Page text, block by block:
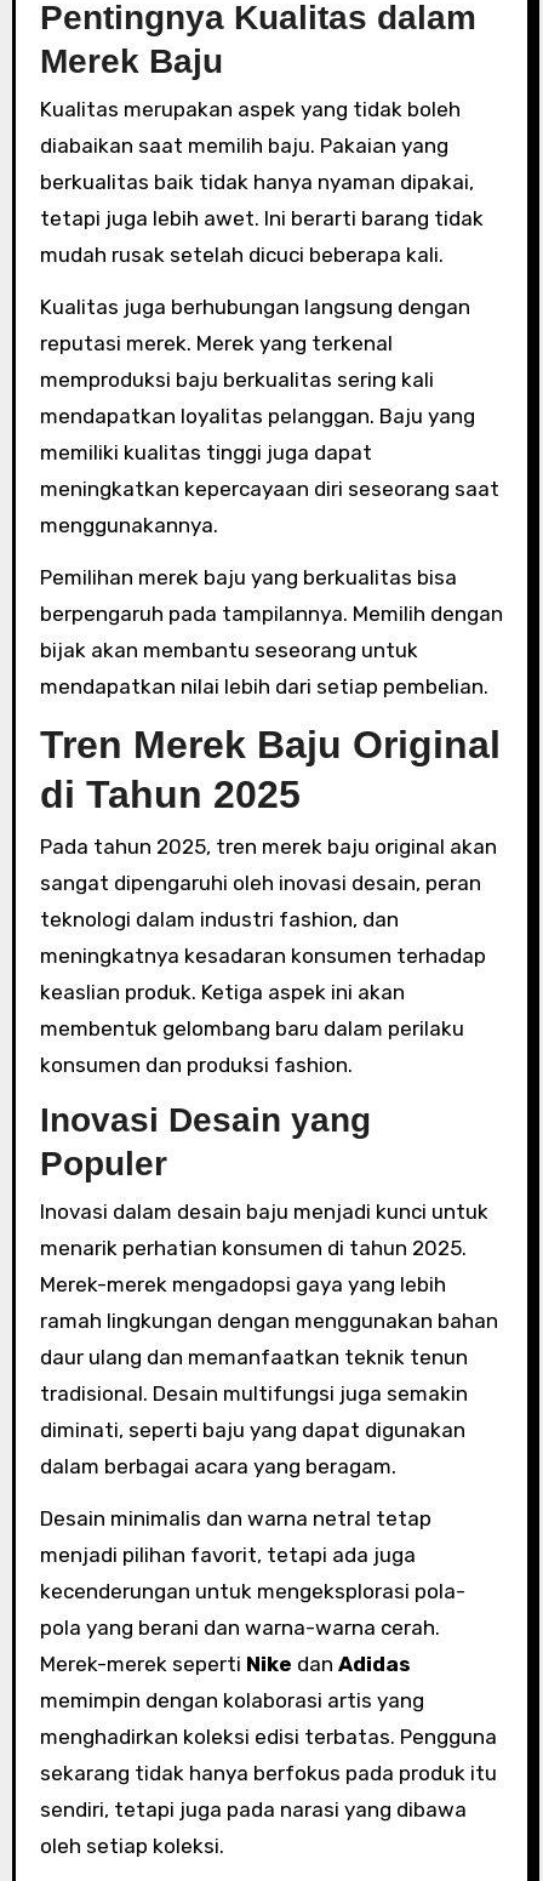
Pentingnya Kualitas dalam
Merek Baju
Kualitas merupakan aspek yang tidak boleh
diabaikan saat memilih baju. Pakaian yang
berkualitas baik tidak hanya nyaman dipakai,
tetapi juga lebih awet. Ini berarti barang tidak
mudah rusak setelah dicuci beberapa kali.
Kualitas juga berhubungan langsung dengan
reputasi merek. Merek yang terkenal
memproduksi baju berkualitas sering kali
mendapatkan loyalitas pelanggan. Baju yang
memiliki kualitas tinggi juga dapat
meningkatkan kepercayaan diri seseorang saat
menggunakannya.
Pemilihan merek baju yang berkualitas bisa
berpengaruh pada tampilannya. Memilih dengan
bijak akan membantu seseorang untuk
mendapatkan nilai lebih dari setiap pembelian.
Tren Merek Baju Original
di Tahun 2025
Pada tahun 2025, tren merek baju original akan
sangat dipengaruhi oleh inovasi desain, peran
teknologi dalam industri fashion, dan
meningkatnya kesadaran konsumen terhadap
keaslian produk. Ketiga aspek ini akan
membentuk gelombang baru dalam perilaku
konsumen dan produksi fashion.
Inovasi Desain yang
Populer
Inovasi dalam desain baju menjadi kunci untuk
menarik perhatian konsumen di tahun 2025.
Merek-merek mengadopsi gaya yang lebih
ramah lingkungan dengan menggunakan bahan
daur ulang dan memanfaatkan teknik tenun
tradisional. Desain multifungsi juga semakin
diminati, seperti baju yang dapat digunakan
dalam berbagai acara yang beragam.
Desain minimalis dan warna netral tetap
menjadi pilihan favorit, tetapi ada juga
kecenderungan untuk mengeksplorasi pola-
pola yang berani dan warna-warna cerah.
Merek-merek seperti Nike dan Adidas
memimpin dengan kolaborasi artis yang
menghadirkan koleksi edisi terbatas. Pengguna
sekarang tidak hanya berfokus pada produk itu
sendiri, tetapi juga pada narasi yang dibawa
oleh setiap koleksi.